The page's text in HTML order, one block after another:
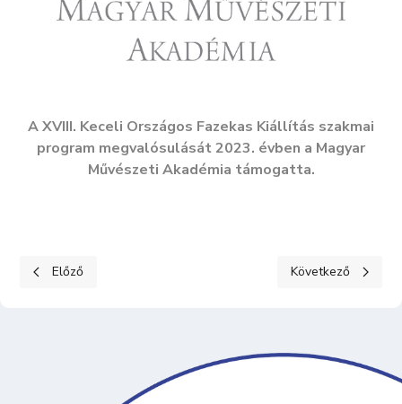
A XVIII. Keceli Országos Fazekas Kiállítás szakmai
program megvalósulását 2023. évben a Magyar
Művészeti Akadémia támogatta.
Előző cikk: Retró Juniális
Előző Következő cikk:
Következő